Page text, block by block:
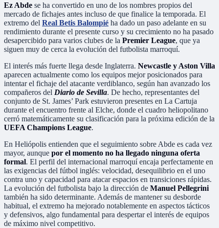
Ez Abde se ha convertido en uno de los nombres propios del
mercado de fichajes antes incluso de que finalice la temporada. El
extremo del Real Betis Balompié ha dado un paso adelante en su
rendimiento durante el presente curso y su crecimiento no ha pasado
desapercibido para varios clubes de la Premier League, que ya
siguen muy de cerca la evolución del futbolista marroquí.
El interés más fuerte llega desde Inglaterra. Newcastle y Aston Villa
aparecen actualmente como los equipos mejor posicionados para
intentar el fichaje del atacante verdiblanco, según han avanzado los
compañeros del Diario de Sevilla. De hecho, representantes del
conjunto de St. James’ Park estuvieron presentes en La Cartuja
durante el encuentro frente al Elche, donde el cuadro heliopolitano
cerró matemáticamente su clasificación para la próxima edición de la
UEFA Champions League.
En Heliópolis entienden que el seguimiento sobre Abde es cada vez
mayor, aunque por el momento no ha llegado ninguna oferta
formal. El perfil del internacional marroquí encaja perfectamente en
las exigencias del fútbol inglés: velocidad, desequilibrio en el uno
contra uno y capacidad para atacar espacios en transiciones rápidas.
La evolución del futbolista bajo la dirección de Manuel Pellegrini
también ha sido determinante. Además de mantener su desborde
habitual, el extremo ha mejorado notablemente en aspectos tácticos
y defensivos, algo fundamental para despertar el interés de equipos
de máximo nivel competitivo.